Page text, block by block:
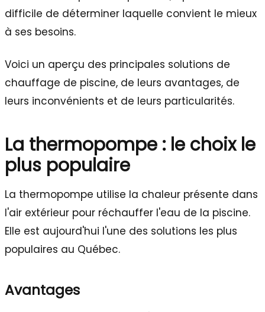
difficile de déterminer laquelle convient le mieux
à ses besoins.
Voici un aperçu des principales solutions de
chauffage de piscine, de leurs avantages, de
leurs inconvénients et de leurs particularités.
La thermopompe : le choix le
plus populaire
La thermopompe utilise la chaleur présente dans
l'air extérieur pour réchauffer l'eau de la piscine.
Elle est aujourd'hui l'une des solutions les plus
populaires au Québec.
Avantages